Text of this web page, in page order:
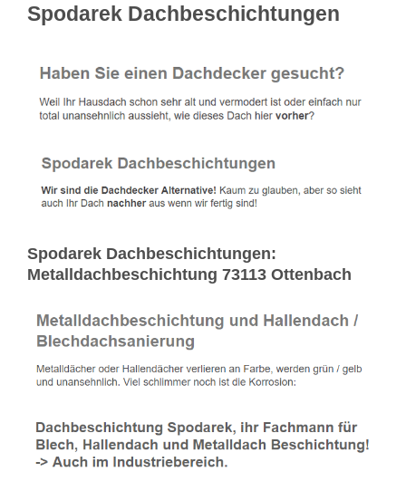
Spodarek Dachbeschichtungen
Spodarek Dachbeschichtungen:
Metalldachbeschichtung 73113 Ottenbach